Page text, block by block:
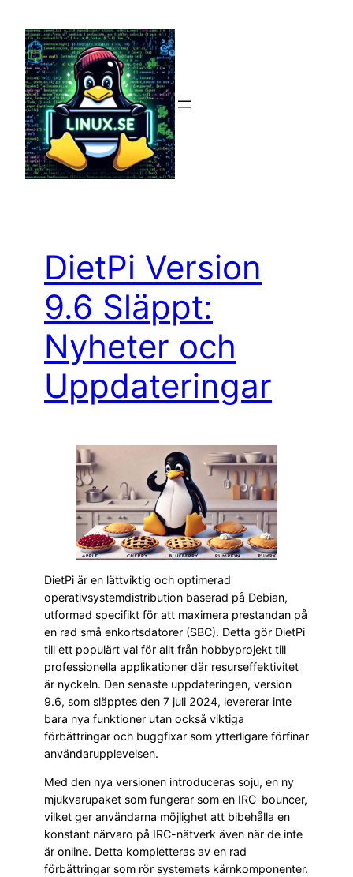
innehåll
DietPi Version
9.6 Släppt:
Nyheter och
Uppdateringar
DietPi är en lättviktig och optimerad
operativsystemdistribution baserad på Debian,
utformad specifikt för att maximera prestandan på
en rad små enkortsdatorer (SBC). Detta gör DietPi
till ett populärt val för allt från hobbyprojekt till
professionella applikationer där resurseffektivitet
är nyckeln. Den senaste uppdateringen, version
9.6, som släpptes den 7 juli 2024, levererar inte
bara nya funktioner utan också viktiga
förbättringar och buggfixar som ytterligare förfinar
användarupplevelsen.
Med den nya versionen introduceras soju, en ny
mjukvarupaket som fungerar som en IRC-bouncer,
vilket ger användarna möjlighet att bibehålla en
konstant närvaro på IRC-nätverk även när de inte
är online. Detta kompletteras av en rad
förbättringar som rör systemets kärnkomponenter.